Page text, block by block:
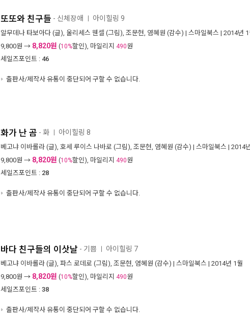
또또와 친구들 - 신체장애 아이힐링 9
알무데나 타보아다 (글), 울리세스 웬셀 (그림), 조문현, 염혜원 (감수) | 스마일북스 | 2014년 1
9,800원 → 8,820원 (10%할인), 마일리지 490원
세일즈포인트 : 46
출판사/제작사 유통이 중단되어 구할 수 없습니다.
화가 난 곰 - 화 아이힐링 8
베고냐 이바롤라 (글), 호세 루이스 나바로 (그림), 조문현, 염혜원 (감수) | 스마일북스 | 2014
9,800원 → 8,820원 (10%할인), 마일리지 490원
세일즈포인트 : 28
출판사/제작사 유통이 중단되어 구할 수 없습니다.
바다 친구들의 이삿날 - 기쁨 아이힐링 7
베고냐 이바롤라 (글), 파스 로데로 (그림), 조문현, 염혜원 (감수) | 스마일북스 | 2014년 1월
9,800원 → 8,820원 (10%할인), 마일리지 490원
세일즈포인트 : 38
출판사/제작사 유통이 중단되어 구할 수 없습니다.